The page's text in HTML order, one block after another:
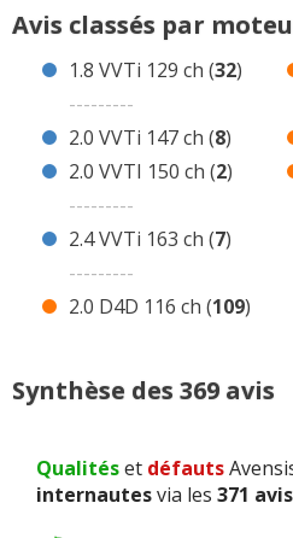
8 avis Avensis 2.0 VVTi 147
7 avis Avensis 2.4 VVTi
71 avis Avensis 2.0 D4D
36 avis Avensis 2.2 D4D
Avis de concurrentes ?
Avis classés par
1.8 VVTi 129 ch (32)
---------
2.0 VVTi 147 ch (8)
2.0 VVTI 150 ch (2)
---------
2.4 VVTi 163 ch (7)
---------
2.0 D4D 116 ch (109)
Synthèse des 369 avis
Qualitéset défauts
internautesvia les 371